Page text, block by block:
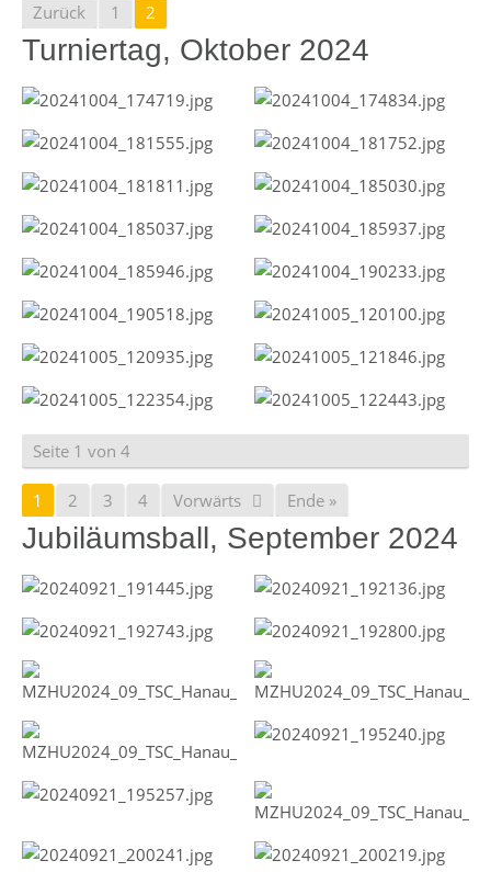
Zurück 1 2
Turniertag, Oktober 2024
Seite 1 von 4
1 2 3 4 Vorwärts Ende »
Jubiläumsball, September 2024